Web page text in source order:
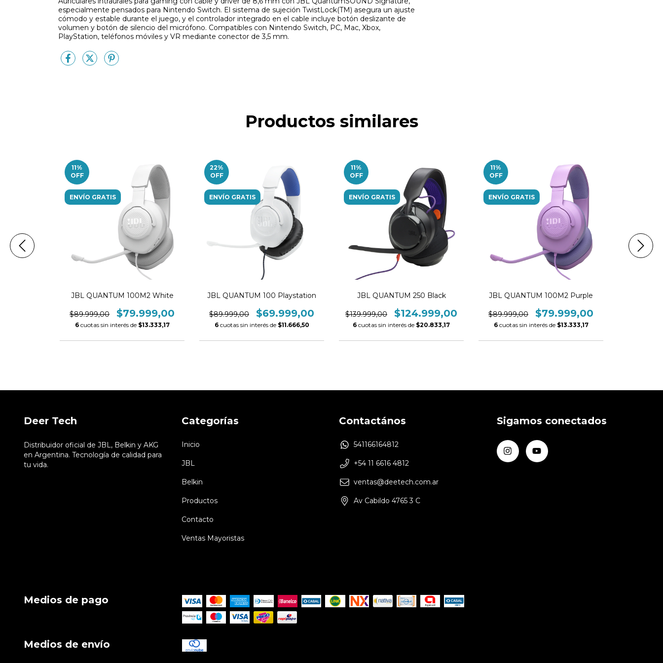
especialmente pensados para Nintendo Switch. El sistema de sujeción TwistLock(TM) asegura un ajuste
cómodo y estable durante el juego, y el controlador integrado en el cable incluye botón deslizante de
volumen y botón de silencio del micrófono. Compatibles con Nintendo Switch, PC, Mac, Xbox,
PlayStation, teléfonos móviles y VR mediante conector de 3,5 mm.
Productos similares
11%
OFF
ENVÍO GRATIS
JBL QUANTUM 100M2 White
$89.999,00 $79.999,00
6 cuotas sin interés de $13.333,17
22%
OFF
ENVÍO GRATIS
JBL QUANTUM 100 Playstation
$89.999,00 $69.999,00
6 cuotas sin interés de $11.666,50
11%
OFF
ENVÍO GRATIS
JBL QUANTUM 250 Black
$139.999,00 $124.999,00
6 cuotas sin interés de $20.833,17
11%
OFF
ENVÍO GRATIS
JBL QUANTUM 100M2 Purple
$89.999,00 $79.999,00
6 cuotas sin interés de $13.333,17
Deer Tech
Distribuidor oficial de JBL, Belkin y AKG
en Argentina. Tecnología de calidad para
tu vida.
Categorías
Inicio
JBL
Belkin
Productos
Contacto
Ventas Mayoristas
Contactános
541166164812
+54 11 6616 4812
ventas@deetech.com.ar
Av Cabildo 4765 3 C
Sigamos conectados
Medios de pago
Medios de envío